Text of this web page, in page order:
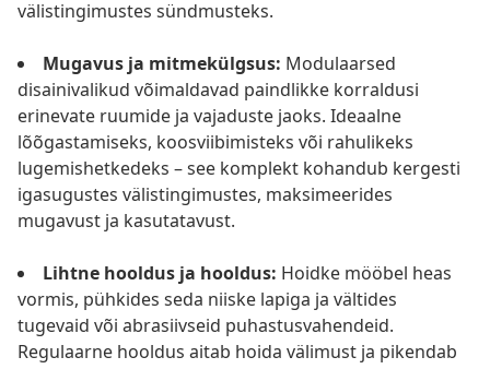
välistingimustes sündmusteks.
Mugavus ja mitmekülgsus: Modulaarsed
disainivalikud võimaldavad paindlikke korraldusi
erinevate ruumide ja vajaduste jaoks. Ideaalne
lõõgastamiseks, koosviibimisteks või rahulikeks
lugemishetkedeks – see komplekt kohandub kergesti
igasugustes välistingimustes, maksimeerides
mugavust ja kasutatavust.
Lihtne hooldus ja hooldus: Hoidke mööbel heas
vormis, pühkides seda niiske lapiga ja vältides
tugevaid või abrasiivseid puhastusvahendeid.
Regulaarne hooldus aitab hoida välimust ja pikendab